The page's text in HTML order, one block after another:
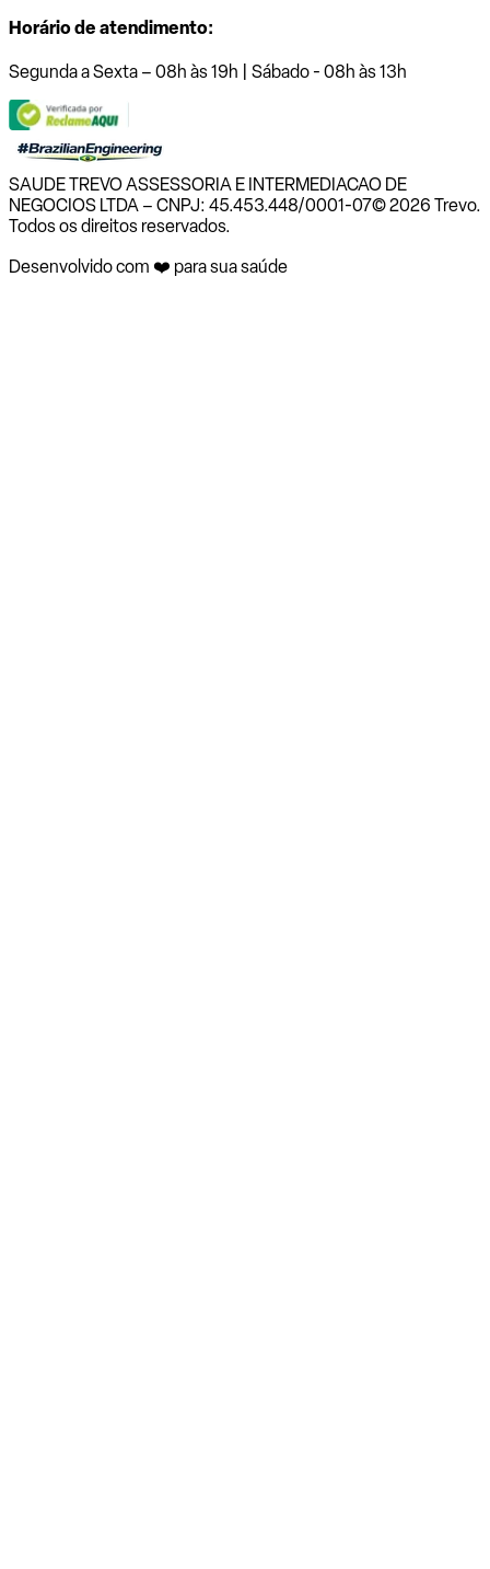
Horário de atendimento:
Segunda a Sexta – 08h às 19h | Sábado - 08h às 13h
SAUDE TREVO ASSESSORIA E INTERMEDIACAO DE
NEGOCIOS LTDA – CNPJ: 45.453.448/0001-07© 2026 Trevo.
Todos os direitos reservados.
Desenvolvido com ❤️ para sua saúde